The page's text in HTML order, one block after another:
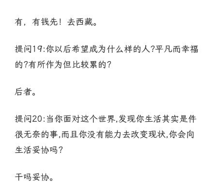
有，有钱先！去西藏。
提问19:你以后希望成为什么样的人?平凡而幸福
的?有所作为但比较累的?
后者。
提问20:当你面对这个世界,发现你生活其实是件
很无奈的事,而且你没有能力去改变现状,你会向
生活妥协吗?
干吗妥协。